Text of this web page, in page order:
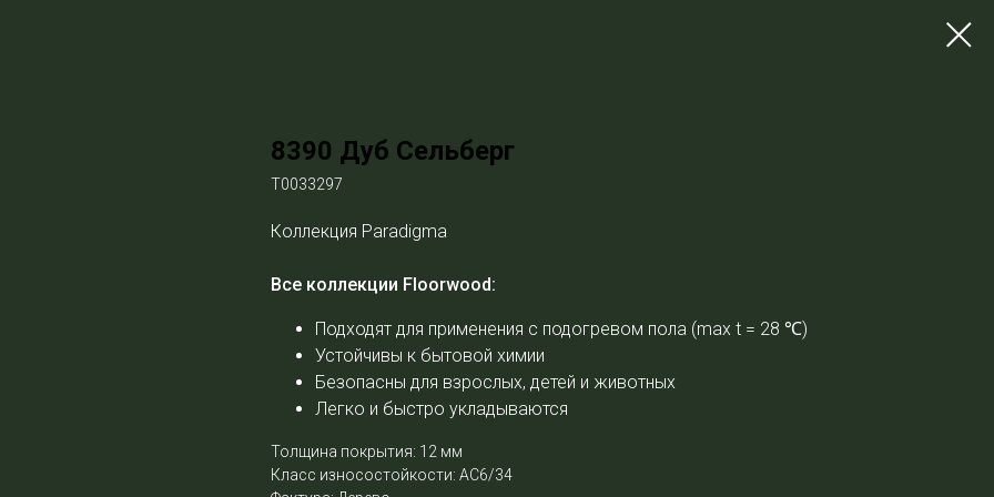
8390 Дуб Сельберг
Т0033297
Коллекция Paradigma
Все коллекции Floorwood:
Подходят для применения с подогревом пола (max t = 28 ℃)
Устойчивы к бытовой химии
Безопасны для взрослых, детей и животных
Легко и быстро укладываются
Толщина покрытия: 12 мм
Класс износостойкости: АС6/34